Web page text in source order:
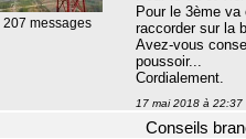
207 messages
Pour le 3ème
raccorder sur la
Avez-vous
poussoir...
Cordialement.
17 mai 2018 à 22:37
Conseils